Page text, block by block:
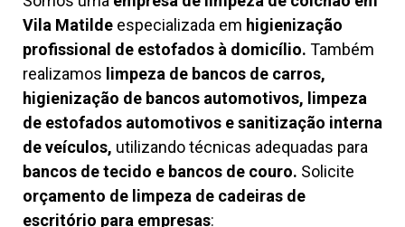
Vila Matilde especializada em higienização
profissional de estofados à domicílio. Também
realizamos limpeza de bancos de carros,
higienização de bancos automotivos, limpeza
de estofados automotivos e sanitização interna
de veículos, utilizando técnicas adequadas para
bancos de tecido e bancos de couro. Solicite
orçamento de limpeza de cadeiras de
escritório para empresas: